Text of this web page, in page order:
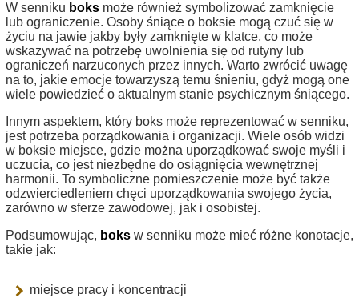
W senniku boks może również symbolizować zamknięcie
lub ograniczenie. Osoby śniące o boksie mogą czuć się w
życiu na jawie jakby były zamknięte w klatce, co może
wskazywać na potrzebę uwolnienia się od rutyny lub
ograniczeń narzuconych przez innych. Warto zwrócić uwagę
na to, jakie emocje towarzyszą temu śnieniu, gdyż mogą one
wiele powiedzieć o aktualnym stanie psychicznym śniącego.
Innym aspektem, który boks może reprezentować w senniku,
jest potrzeba porządkowania i organizacji. Wiele osób widzi
w boksie miejsce, gdzie można uporządkować swoje myśli i
uczucia, co jest niezbędne do osiągnięcia wewnętrznej
harmonii. To symboliczne pomieszczenie może być także
odzwierciedleniem chęci uporządkowania swojego życia,
zarówno w sferze zawodowej, jak i osobistej.
Podsumowując, boks w senniku może mieć różne konotacje,
takie jak:
miejsce pracy i koncentracji